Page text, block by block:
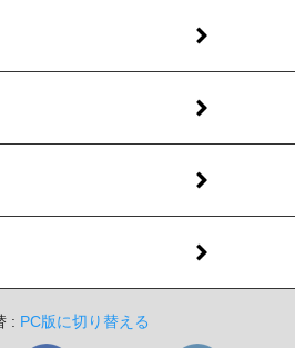
: PC版に切り替える